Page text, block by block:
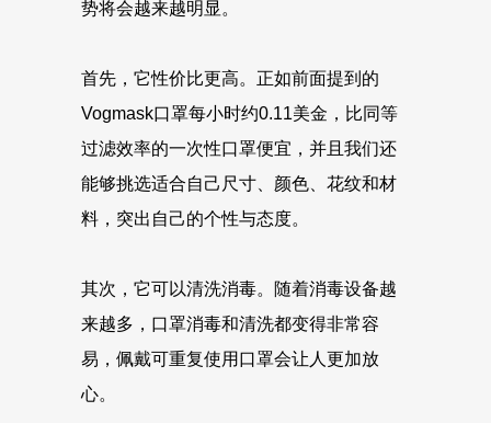
势将会越来越明显。
首先，它性价比更高。正如前面提到的
Vogmask口罩每小时约0.11美金，比同等
过滤效率的一次性口罩便宜，并且我们还
能够挑选适合自己尺寸、颜色、花纹和材
料，突出自己的个性与态度。
其次，它可以清洗消毒。随着消毒设备越
来越多，口罩消毒和清洗都变得非常容
易，佩戴可重复使用口罩会让人更加放
心。